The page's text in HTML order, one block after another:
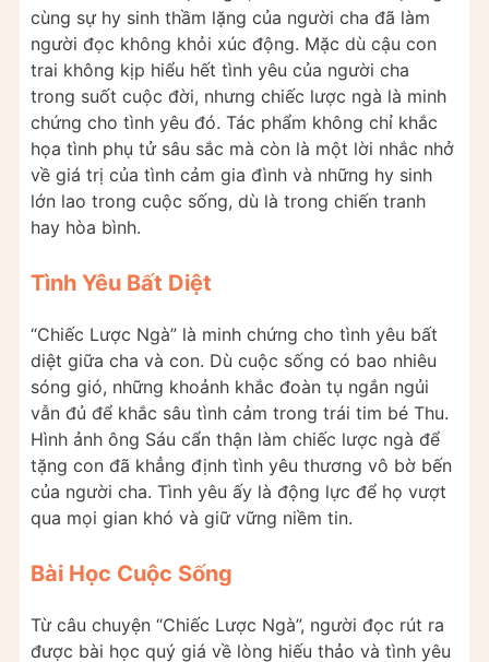
cùng sự hy sinh thầm lặng của người cha đã làm
người đọc không khỏi xúc động. Mặc dù cậu con
trai không kịp hiểu hết tình yêu của người cha
trong suốt cuộc đời, nhưng chiếc lược ngà là minh
chứng cho tình yêu đó. Tác phẩm không chỉ khắc
họa tình phụ tử sâu sắc mà còn là một lời nhắc nhở
về giá trị của tình cảm gia đình và những hy sinh
lớn lao trong cuộc sống, dù là trong chiến tranh
hay hòa bình.
Tình Yêu Bất Diệt
“Chiếc Lược Ngà” là minh chứng cho tình yêu bất
diệt giữa cha và con. Dù cuộc sống có bao nhiêu
sóng gió, những khoảnh khắc đoàn tụ ngắn ngủi
vẫn đủ để khắc sâu tình cảm trong trái tim bé Thu.
Hình ảnh ông Sáu cẩn thận làm chiếc lược ngà để
tặng con đã khẳng định tình yêu thương vô bờ bến
của người cha. Tình yêu ấy là động lực để họ vượt
qua mọi gian khó và giữ vững niềm tin.
Bài Học Cuộc Sống
Từ câu chuyện “Chiếc Lược Ngà”, người đọc rút ra
được bài học quý giá về lòng hiếu thảo và tình yêu